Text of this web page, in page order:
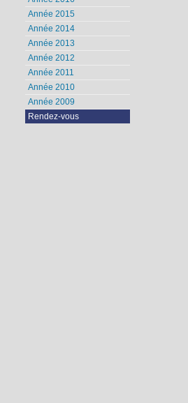
Année 2015
Année 2014
Année 2013
Année 2012
Année 2011
Année 2010
Année 2009
Rendez-vous